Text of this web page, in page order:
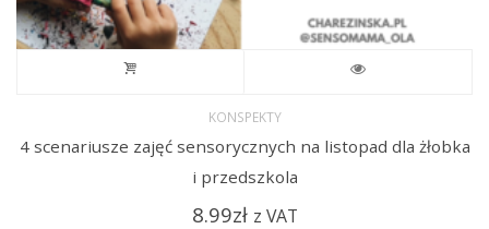
KONSPEKTY
4 scenariusze zajęć sensorycznych na listopad dla żłobka
i przedszkola
8.99zł z VAT